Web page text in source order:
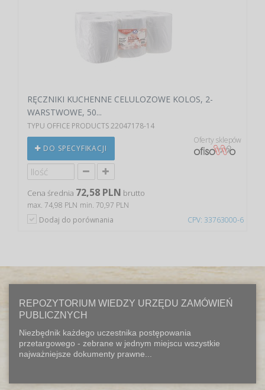
CPV: 33763000-6
RĘCZNIKI KUCHENNE CELULOZOWE KOLOS, 2-
WARSTWOWE, 50...
TYPU OFFICE PRODUCTS 22047178-14
DO SPECYFIKACJI
Oferty sklepów
Cena średnia 72,58 PLN brutto
max. 74,98 PLN min. 70,97 PLN
Dodaj do porównania
REPOZYTORIUM WIEDZY URZĘDU ZAMÓWIEŃ
PUBLICZNYCH
Niezbędnik każdego uczestnika postępowania
przetargowego - zebrane w jednym miejscu wszystkie
najważniejsze dokumenty prawne...